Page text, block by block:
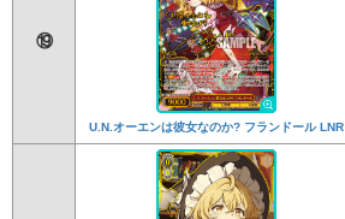
⑲
U.N.オーエンは彼女なのか? フランドール LNR